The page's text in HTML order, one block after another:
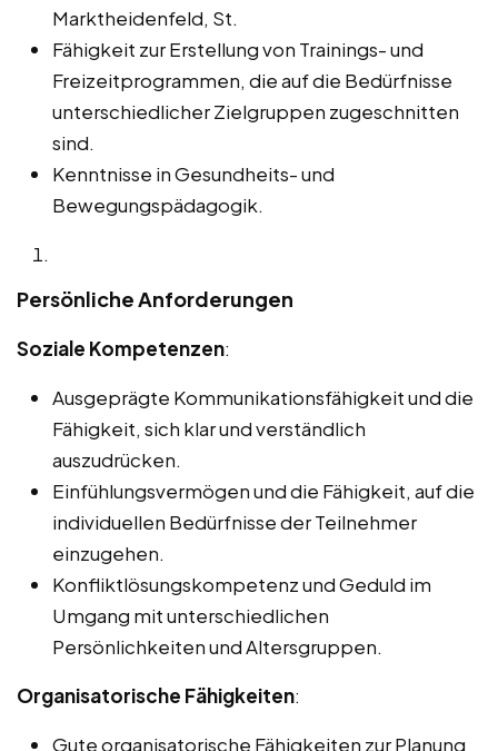
Marktheidenfeld, St.
Fähigkeit zur Erstellung von Trainings- und
Freizeitprogrammen, die auf die Bedürfnisse
unterschiedlicher Zielgruppen zugeschnitten
sind.
Kenntnisse in Gesundheits- und
Bewegungspädagogik.
Persönliche Anforderungen
Soziale Kompetenzen:
Ausgeprägte Kommunikationsfähigkeit und die
Fähigkeit, sich klar und verständlich
auszudrücken.
Einfühlungsvermögen und die Fähigkeit, auf die
individuellen Bedürfnisse der Teilnehmer
einzugehen.
Konfliktlösungskompetenz und Geduld im
Umgang mit unterschiedlichen
Persönlichkeiten und Altersgruppen.
Organisatorische Fähigkeiten:
Gute organisatorische Fähigkeiten zur Planung